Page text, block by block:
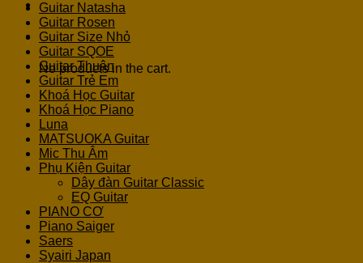
Cart
No products in the cart.
Guitar Natasha
Guitar Rosen
Guitar Size Nhỏ
Guitar SQOE
Guitar Thuận
Guitar Trẻ Em
Khoá Học Guitar
Khoá Học Piano
Luna
MATSUOKA Guitar
Mic Thu Âm
Phụ Kiện Guitar
Dây đàn Guitar Classic
EQ Guitar
PIANO CƠ
Piano Saiger
Saers
Syairi Japan